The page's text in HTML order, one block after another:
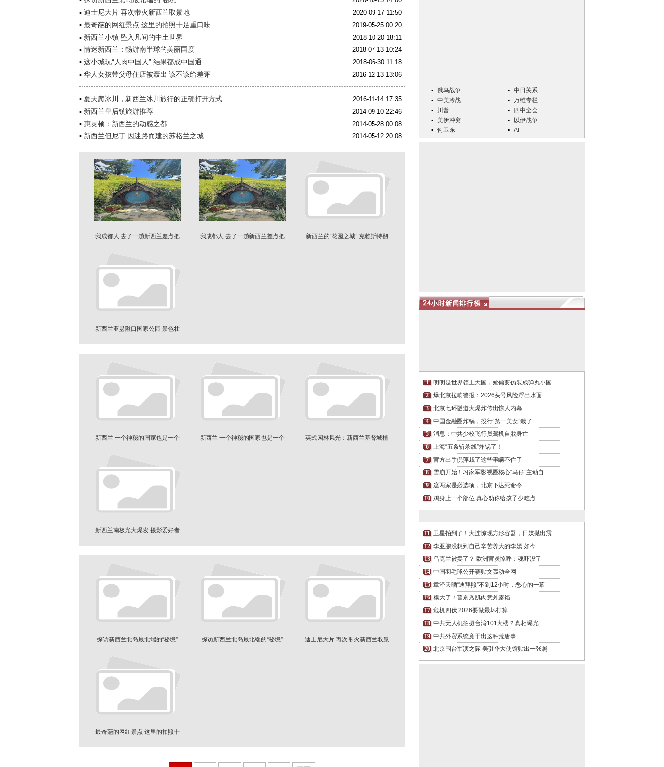
迪士尼大片 再次带火新西兰取景地 2020-09-17 11:50
最奇葩的网红景点 这里的拍照十足重口味 2019-05-25 00:20
新西兰小镇 坠入凡间的中土世界 2018-10-20 18:11
情迷新西兰：畅游南半球的美丽国度 2018-07-13 10:24
这小城玩“人肉中国人” 结果都成中国通 2018-06-30 11:18
华人女孩带父母住店被轰出 该不该给差评 2016-12-13 13:06
夏天爬冰川，新西兰冰川旅行的正确打开方式 2016-11-14 17:35
新西兰皇后镇旅游推荐 2014-09-10 22:46
惠灵顿：新西兰的动感之都 2014-05-28 00:08
新西兰但尼丁 因迷路而建的苏格兰之城 2014-05-12 20:08
我成都人 去了一趟新西兰差点把
我成都人 去了一趟新西兰差点把
新西兰的“花园之城” 克赖斯特彻
新西兰亚瑟隘口国家公园 景色壮
新西兰 一个神秘的国家也是一个
新西兰 一个神秘的国家也是一个
英式园林风光：新西兰基督城植
新西兰南极光大爆发 摄影爱好者
探访新西兰北岛最北端的“秘境” 探访新西兰北岛最北端的“秘境”
迪士尼大片 再次带火新西兰取景
最奇葩的网红景点 这里的拍照十
俄乌战争
中日关系
中美冷战
万维专栏
川普
四中全会
美伊冲突
以伊战争
何卫东
AI
明明是世界领土大国，她偏要伪装成弹丸小国
爆北京拉响警报：2026头号风险浮出水面
北京七环隧道大爆炸传出惊人内幕
中国金融圈炸锅，投行“第一美女”栽了
消息：中共少校飞行员驾机自戕身亡
上海“五条斩杀线”炸锅了！
官方出手倪萍栽了这些事瞒不住了
雪崩开始！习家军影视圈核心“马仔”主动自
这两家是必选项，北京下达死命令
鸡身上一个部位 真心劝你给孩子少吃点
卫星拍到了！大连惊现方形容器，日媒抛出震
李亚鹏没想到自己辛苦养大的李嫣 如今....
乌克兰被卖了？ 欧洲官员惊呼：魂吓没了
中国羽毛球公开赛贴文轰动全网
章泽天晒“迪拜照”不到12小时，恶心的一幕
糗大了！普京秀肌肉意外露馅
危机四伏 2026要做最坏打算
中共无人机拍摄台湾101大楼？真相曝光
中共外贸系统竟干出这种荒唐事
北京围台军演之际 美驻华大使馆贴出一张照